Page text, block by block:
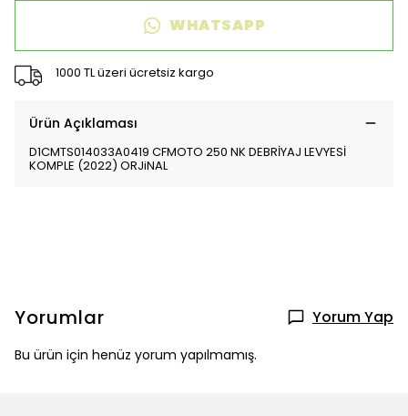
WHATSAPP
1000 TL üzeri ücretsiz kargo
Ürün Açıklaması
D1CMTS014033A0419 CFMOTO 250 NK DEBRİYAJ LEVYESİ
KOMPLE (2022) ORJiNAL
Yorumlar Yorum Yap
Bu ürün için henüz yorum yapılmamış.